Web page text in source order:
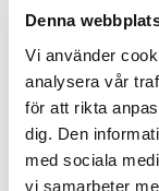
Denna
Vi använder
analysera vår
för att rikta
dig. Den
med sociala
vi samarbeter
Berggren
Magnus Olsson
och Mattias
suppleanterna
(Hammarby),
Lennartsson
Martin